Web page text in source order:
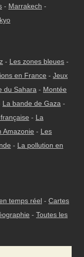
- Marrakech -
- Les zones bleues -
en France - Jeux
du Sahara - Montée
La bande de Gaza -
- La
Amazonie - Les
- La pollution en
temps réel - Cartes
- Toutes les